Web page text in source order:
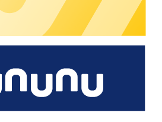
complemento de chargecloud y
puede vincular a sus clientes finales
una aplicación fácil de usar.
procesamiento de pagos, nuestra
se caracteriza por una variedad de
los conductores eléctricos acceder
en cualquier momento y lugar y
de carga sin esfuerzo.
de mapa interactivo, la gestión